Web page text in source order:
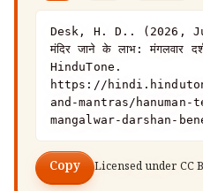
Desk, H. D.. (2026,
मंदिर जाने के लाभ: मंगलवार
HinduTone.
https://
and-mantras/
mangalwar-darshan-
Copy Licensed under CC